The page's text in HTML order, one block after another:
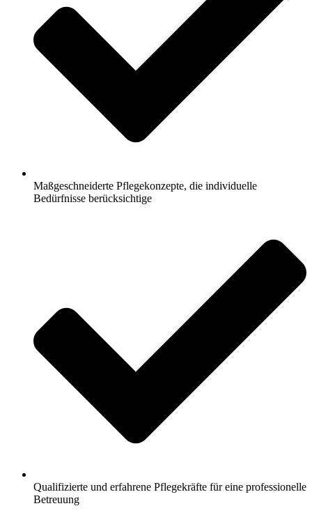
Maßgeschneiderte Pflegekonzepte, die individuelle
Bedürfnisse berücksichtige
Qualifizierte und erfahrene Pflegekräfte für eine professionelle
Betreuung